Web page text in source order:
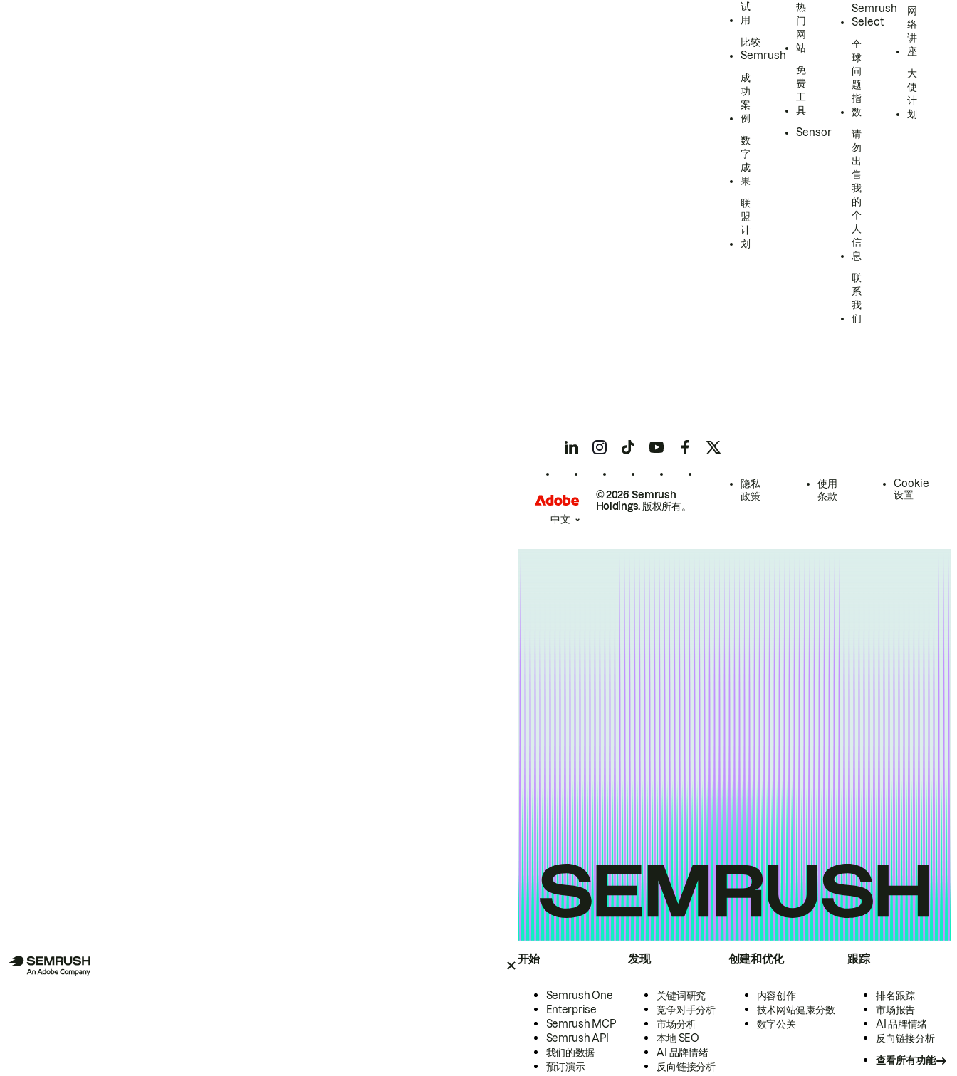
开始
Semrush One
Enterprise
Semrush MCP
Semrush API
我们的数据
预订演示
发现
关键词研究
竞争对手分析
市场分析
本地 SEO
AI 品牌情绪
反向链接分析
创建和优化
内容创作
技术网站健康分数
数字公关
跟踪
排名跟踪
市场报告
AI 品牌情绪
反向链接分析
查看所有功能
试
用
比较
Semrush
成
功
案
例
数
字
成
果
联
盟
计
划
热
门
网
站
免
费
工
具
Sensor
Semrush
Select
全
球
问
题
指
数
请
勿
出
售
我
的
个
人
信
息
联
系
我
们
网
络
讲
座
大
使
计
划
© 2026 Semrush
Holdings. 版权所有。
隐私
政策
使用
条款
Cookie
设置
中文